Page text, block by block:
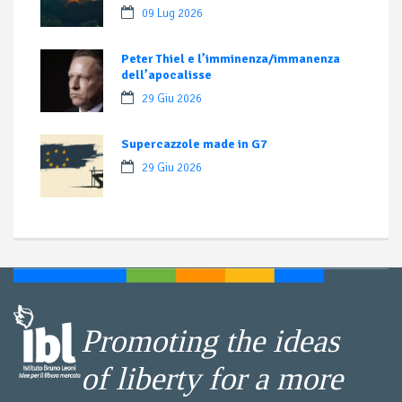
09 Lug 2026
Peter Thiel e l’imminenza/immanenza
dell’apocalisse
29 Giu 2026
Supercazzole made in G7
29 Giu 2026
Promoting the ideas
of liberty for a more